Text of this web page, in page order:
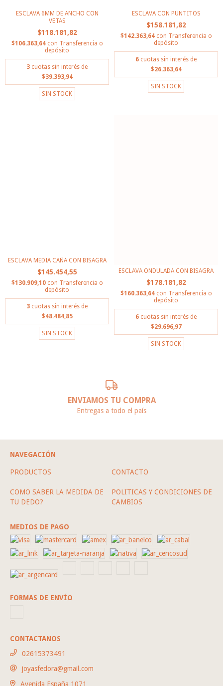
ESCLAVA 6MM DE ANCHO CON
VETAS
$118.181,82
$106.363,64 con Transferencia o
depósito
3 cuotas sin interés de
$39.393,94
SIN STOCK
ESCLAVA CON PUNTITOS
$158.181,82
$142.363,64 con Transferencia o
depósito
6 cuotas sin interés de
$26.363,64
SIN STOCK
ESCLAVA MEDIA CAÑA CON BISAGRA
$145.454,55
$130.909,10 con Transferencia o
depósito
3 cuotas sin interés de
$48.484,85
SIN STOCK
ESCLAVA ONDULADA CON BISAGRA
$178.181,82
$160.363,64 con Transferencia o
depósito
6 cuotas sin interés de
$29.696,97
SIN STOCK
ENVIAMOS TU COMPRA
Entregas a todo el país
NAVEGACIÓN
PRODUCTOS CONTACTO
COMO SABER LA MEDIDA DE
TU DEDO?
POLITICAS Y CONDICIONES DE
CAMBIOS
MEDIOS DE PAGO
FORMAS DE ENVÍO
CONTACTANOS
02615373491
joyasfedora@gmail.com
Avenida España 1071